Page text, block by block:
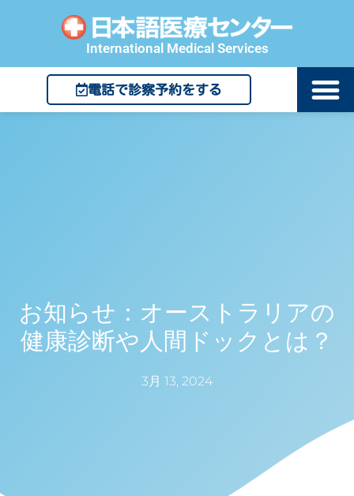
International Medical Services
電話で診察予約をする
お知らせ：オーストラリアの
健康診断や人間ドックとは？
3月 13, 2024